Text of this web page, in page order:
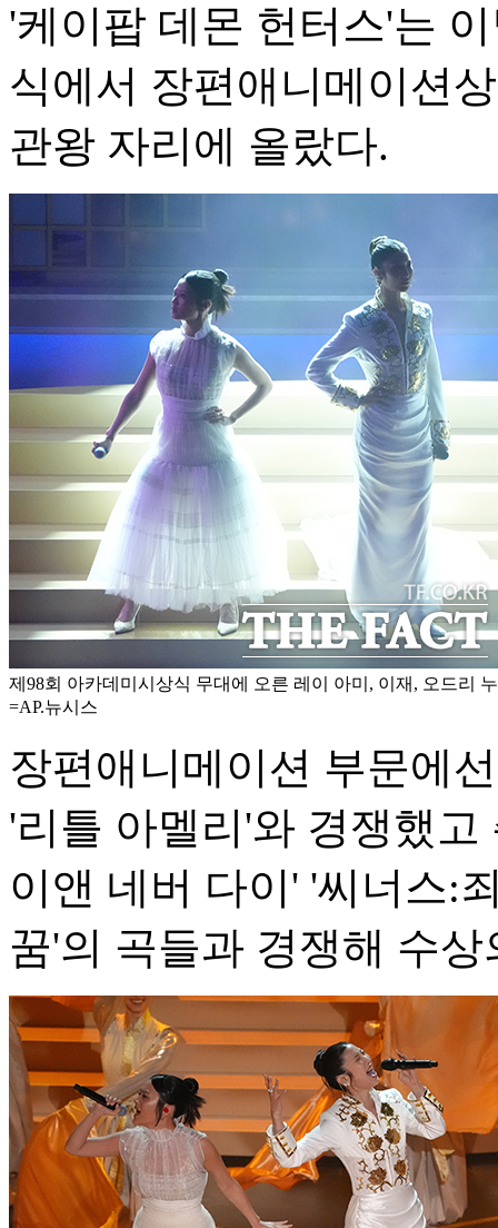
'케이팝 데몬 헌터스'는
식에서 장편애니메이션
관왕 자리에 올랐다.
제98회 아카데미시상식 무대에 오른 레이 아미, 이재, 오드리
=AP.뉴시스
장편애니메이션 부문에
'리틀 아멜리'와 경쟁했
이앤 네버 다이' '씨너스:
꿈'의 곡들과 경쟁해 수